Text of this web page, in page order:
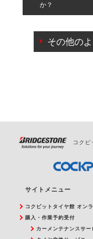
一部の商品・サービ
出来ないものもござい
か？
ご来店予約日の3
の日時変更につ
その他の
コクピ
サイトメニュー
コクピットタイヤ館 オン
購入・作業予約受付
カーメンテナンスサー